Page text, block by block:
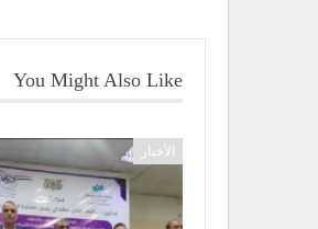
You Might Also Like
الأخبار